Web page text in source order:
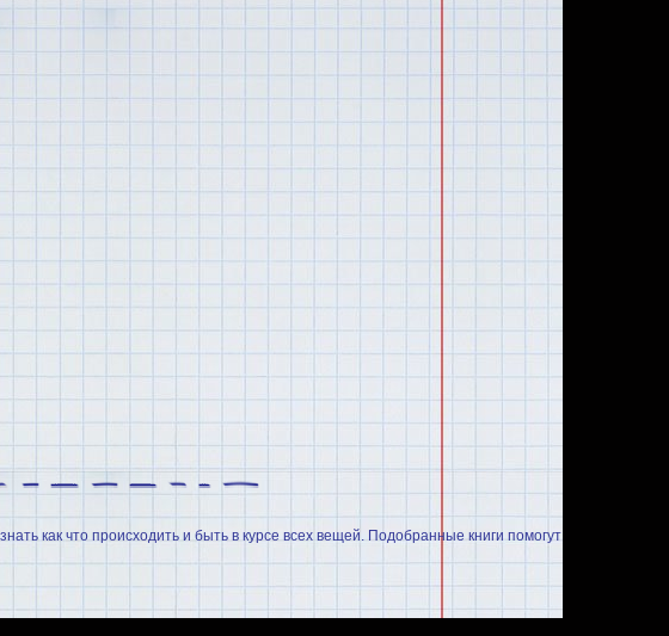
как что происходить и быть в курсе всех вещей. Подобранные книги помогут